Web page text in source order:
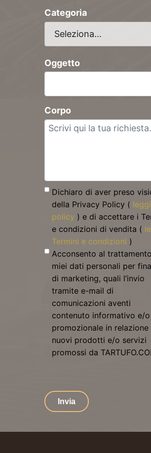
Categoria
Oggetto
Corpo
Dichiaro di aver preso
della Privacy Policy ( leggi
policy ) e di accettare i
e condizioni di vendita (
Termini e condizioni )
Acconsento al
miei dati personali per
di marketing, quali l’invio
tramite e-mail di
comunicazioni aventi
contenuto informativo e/o
promozionale in relazione
nuovi prodotti e/o servizi
promossi da
Invia